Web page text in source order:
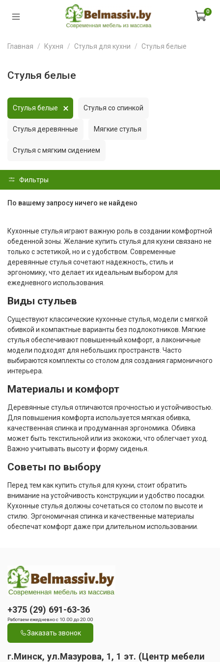
0
Главная Кухня Стулья для кухни Стулья белые
Стулья белые
Стулья белые Стулья со спинкой
Стулья деревянные Мягкие стулья
Стулья с мягким сидением
Фильтры
По вашему запросу ничего не найдено
Кухонные стулья играют важную роль в создании комфортной
обеденной зоны. Желание купить стулья для кухни связано не
только с эстетикой, но и с удобством. Современные
деревянные стулья сочетают надежность, стиль и
эргономику, что делает их идеальным выбором для
ежедневного использования.
Виды стульев
Существуют классические кухонные стулья, модели с мягкой
обивкой и компактные варианты без подлокотников. Мягкие
стулья обеспечивают повышенный комфорт, а лаконичные
модели подходят для небольших пространств. Часто
выбираются комплекты со столом для создания гармоничного
интерьера.
Материалы и комфорт
Деревянные стулья отличаются прочностью и устойчивостью.
Для повышения комфорта используется мягкая обивка,
качественная спинка и продуманная эргономика. Обивка
может быть текстильной или из экокожи, что облегчает уход.
Важно учитывать высоту и форму сиденья.
Советы по выбору
Перед тем как купить стулья для кухни, стоит обратить
внимание на устойчивость конструкции и удобство посадки.
Кухонные стулья должны сочетаться со столом по высоте и
стилю. Эргономичная спинка и качественные материалы
обеспечат комфорт даже при длительном использовании.
+375 (29) 691-63-36
Работаем ежедневно с 10.00 до 20.00
Заказать звонок
г.Минск, ул.Мазурова, 1, 1 эт. (Центр мебели